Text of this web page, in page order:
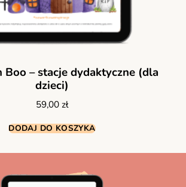
Boo – stacje dydaktyczne (dla
dzieci)
59,00 zł
DODAJ DO KOSZYKA